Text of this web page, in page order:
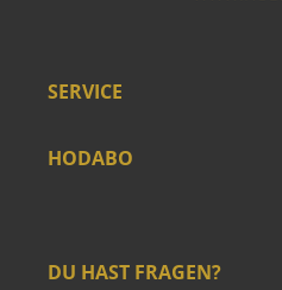
SERVICE
HODABO
DU HAST FRAGEN?